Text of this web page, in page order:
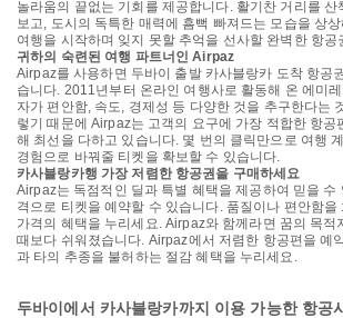
놀라움의 끝없는 기회를 제공합니다. 활기찬 거리를
보고, 도시의 독특한 매력에 흠뻑 빠져드는 모습을 상
여행을 시작하며 잊지 못할 추억을 선사할 완벽한 항공
귀하의 숙련된 여행 파트너인 Airpaz
Airpaz를 사용하면 두바이 출발 카사블랑카 도착 항공
습니다. 2011년부터 온라인 여행사로 활동해 온 에미
자가 편안함, 속도, 경제성 등 다양한 것을 추구한다는
렇기 때문에 Airpaz는 고객의 요구에 가장 적합한 항공
해 최선을 다하고 있습니다. 몇 번의 클릭만으로 여행
경험으로 바꿔줄 티켓을 확보할 수 있습니다.
카사블랑카행 가장 저렴한 항공권을 구매하세요
Airpaz는 독점적인 딜과 특별 혜택을 제공하여 믿을 수
격으로 티켓을 예약할 수 있습니다. 품질이나 편안함을
가격의 혜택을 누리세요. Airpaz와 함께라면 꿈의 목적
때보다 쉬워졌습니다. Airpaz에서 저렴한 항공편을 예
과 타의 추종을 불허하는 절감 혜택을 누리세요.
두바이에서 카사블랑카까지 이용 가능한 항공